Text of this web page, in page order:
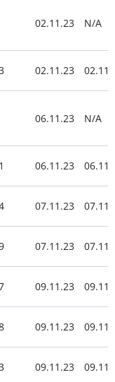
02.11.23 N/A
02.11.23
06.11.23 N/A
1 06.11.23
07.11.23
07.11.23
09.11.23
09.11.23
09.11.23